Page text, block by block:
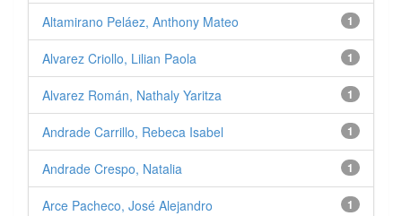
1
Altamirano Peláez, Anthony Mateo
1
Alvarez Criollo, Lilian Paola
1
Alvarez Román, Nathaly Yaritza
1
Andrade Carrillo, Rebeca Isabel
1
Andrade Crespo, Natalia
1
Arce Pacheco, José Alejandro